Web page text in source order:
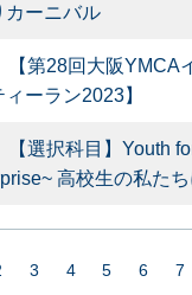
カーニバル
【第28回大阪YMCA
ーラン2023】
【選択科目】Youth
高校生の私た
3 4 5 6 7